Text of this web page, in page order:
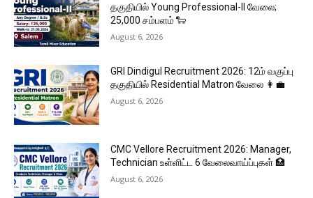
தகுதியில் Young Professional-II வேலை;
₹25,000 சம்பளம் 🐑
August 6, 2026
GRI Dindigul Recruitment 2026: 12ம் வகுப்பு
தகுதியில் Residential Matron வேலை 👩‍💼
August 6, 2026
CMC Vellore Recruitment 2026: Manager,
Technician உள்ளிட்ட 6 வேலைவாய்ப்புகள் 🏥
August 6, 2026